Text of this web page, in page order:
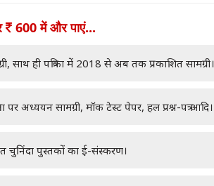
600 में और पाएं...
साथ ही पत्रिका में 2018 से अब तक प्रकाशित सामग्री।
पर अध्ययन सामग्री, मॉक टेस्ट पेपर, हल प्रश्न-पत्र आदि।
चुनिंदा पुस्तकों का ई-संस्करण।